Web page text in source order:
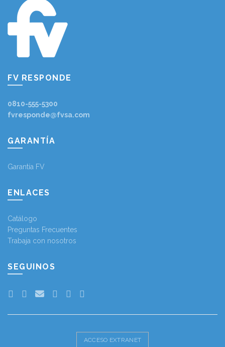
FV RESPONDE
0810-555-5300
fvresponde@fvsa.com
GARANTÍA
Garantía FV
ENLACES
Catálogo
Preguntas Frecuentes
Trabaja con nosotros
SEGUINOS
ACCESO EXTRANET